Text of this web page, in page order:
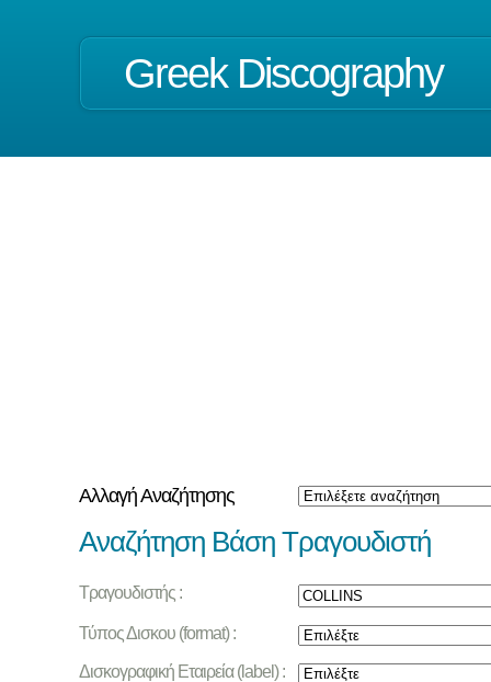
Greek Discography
Αλλαγή Αναζήτησης
Αναζήτηση Βάση Τραγουδιστή
Τραγουδιστής :
Τύπος Δισκου (format) :
Δισκογραφική Εταιρεία (label) :